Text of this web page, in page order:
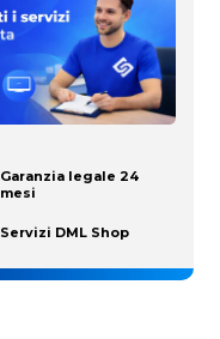
Garanzia legale 24
mesi
Servizi DML Shop